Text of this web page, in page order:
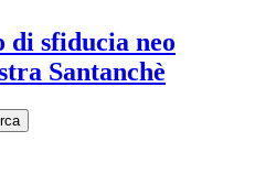
di sfiducia neo
Santanchè